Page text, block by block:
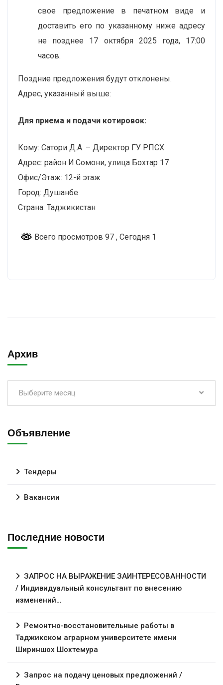
свое предложение в печатном виде и
доставить его по указанному ниже адресу
не позднее 17 октября 2025 года, 17:00
часов.
Поздние предложения будут отклонены.
Адрес, указанный выше:
Для приема и подачи котировок:
Кому: Сатори Д.А. – Директор ГУ РПСХ
Адрес: район И.Сомони, улица Бохтар 17
Офис/Этаж: 12-й этаж
Город: Душанбе
Страна: Таджикистан
Всего просмотров 97 , Сегодня 1
Архив
Выберите месяц
Объявление
Тендеры
Вакансии
Последние новости
ЗАПРОС НА ВЫРАЖЕНИЕ ЗАИНТЕРЕСОВАННОСТИ
/ Индивидуальный консультант по внесению
изменений…
Ремонтно-восстановительные работы в
Таджикском аграрном университете имени
Шириншох Шохтемура
Запрос на подачу ценовых предложений /